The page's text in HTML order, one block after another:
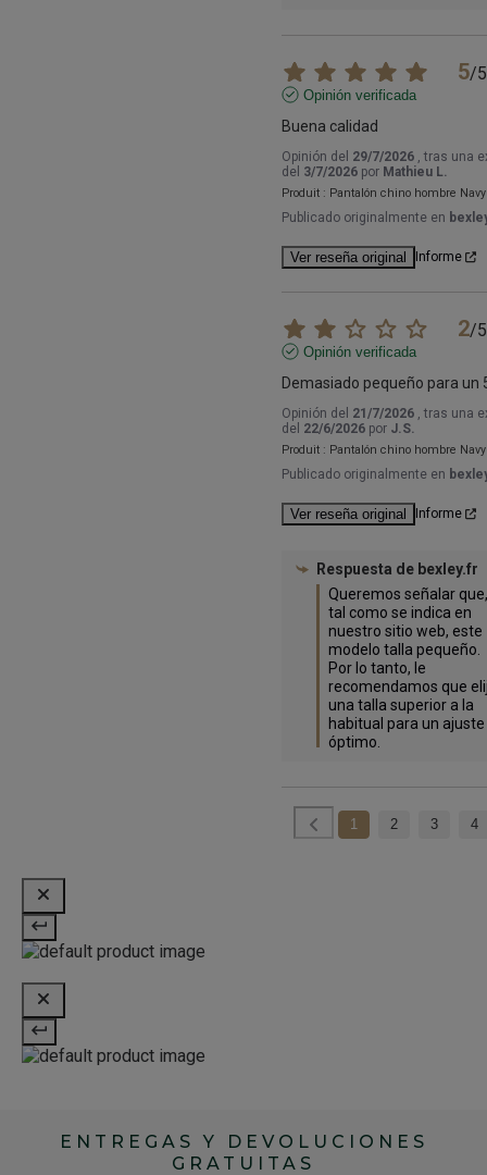
5/5
Opinión verificada
Buena calidad
Opinión del 29/7/2026
, tras una
del 3/7/2026 por Mathieu L.
Produit : Pantalón chino hombre Navy
Publicado originalmente en
Ver reseña original Informe
2/5
Opinión verificada
Demasiado pequeño para un
Opinión del 21/7/2026
, tras una
del 22/6/2026 por J.S.
Produit : Pantalón chino hombre Navy
Publicado originalmente en
Ver reseña original Informe
Respuesta debexley.fr
Queremos señalar que,
tal como se indica en
nuestro sitio web, este
modelo talla pequeño.
Por lo tanto, le
recomendamos que
una talla superior a la
habitual para un ajuste
óptimo.
1 2 3 4
ENTREGAS Y DEVOLUCIONES
GRATUITAS